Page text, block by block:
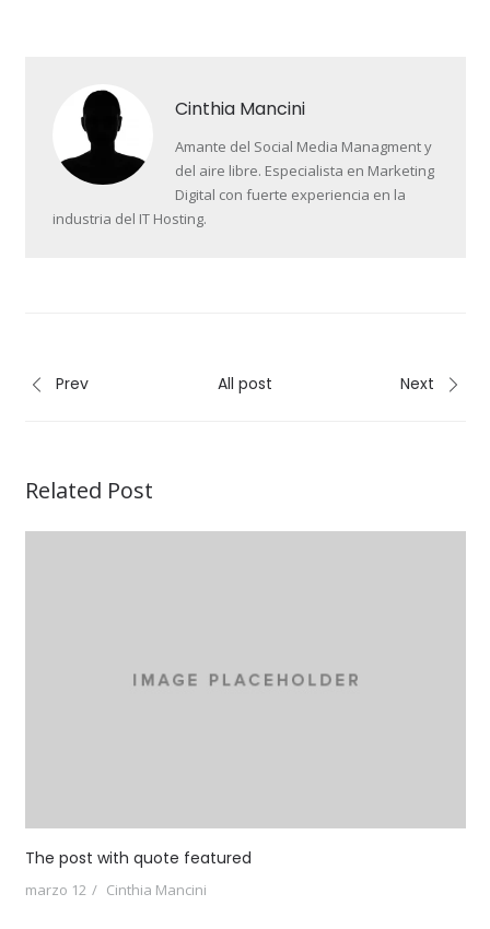
Cinthia Mancini
Amante del Social Media Managment y
del aire libre. Especialista en Marketing
Digital con fuerte experiencia en la
industria del IT Hosting.
Prev All post Next
Related Post
The post with quote featured
marzo 12 Cinthia Mancini